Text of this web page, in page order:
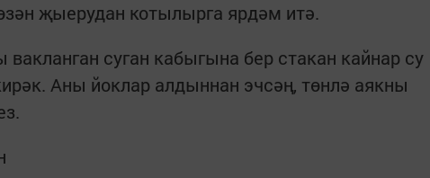
җыерудан котылырга ярдәм итә.
суган кабыгына бер стакан кайнар су
Аны йоклар алдыннан эчсәң, төнлә аякны